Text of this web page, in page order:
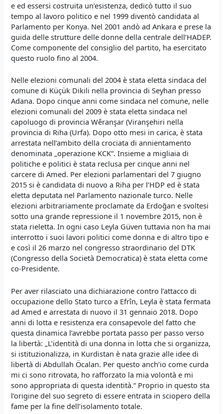
e ed essersi costruita un’esistenza, dedicò tutto il suo
tempo al lavoro politico e nel 1999 diventò candidata al
Parlamento per Konya. Nel 2001 andò ad Ankara e prese la
guida delle strutture delle donne della centrale dell’HADEP.
Come componente del consiglio del partito, ha esercitato
questo ruolo fino al 2004.
Nelle elezioni comunali del 2004 è stata eletta sindaca del
comune di Küçük Dikili nella provincia di Seyhan presso
Adana. Dopo cinque anni come sindaca nel comune, nelle
elezioni comunali del 2009 è stata eletta sindaca nel
capoluogo di provincia Wêranşar (Viranşehiri nella
provincia di Riha (Urfa). Dopo otto mesi in carica, è stata
arrestata nell’ambito della crociata di annientamento
denominata „operazione KCK“. Insieme a migliaia di
politiche e politici è stata reclusa per cinque anni nel
carcere di Amed. Per elezioni parlamentari del 7 giugno
2015 si è candidata di nuovo a Riha per l’HDP ed è stata
eletta deputata nel Parlamento nazionale turco. Nelle
elezioni arbitrariamente proclamate da Erdoğan e svoltesi
sotto una grande repressione il 1 novembre 2015, non è
stata rieletta. In ogni caso Leyla Güven tuttavia non ha mai
interrotto i suoi lavori politici come donna e di altro tipo e
e così il 26 marzo nel congresso straordinario del DTK
(Congresso della Società Democratica) è stata eletta come
co-Presidente.
Per aver rilasciato una dichiarazione contro l’attacco di
occupazione dello Stato turco a Efrîn, Leyla è stata fermata
ad Amed e arrestata di nuovo il 31 gennaio 2018. Dopo
anni di lotta e resistenza era consapevole del fatto che
questa dinamica l’avrebbe portata passo per passo verso
la libertà: „L’identità di una donna in lotta che si organizza,
si istituzionalizza, in Kurdistan è nata grazie alle idee di
libertà di Abdullah Öcalan. Per questo anch’io come curda
mi ci sono ritrovata, ho rafforzato la mia volontà e mi
sono appropriata di questa identità.“ Proprio in questo sta
l’origine del suo segreto di essere entrata in sciopero della
fame per la fine dell’isolamento totale.